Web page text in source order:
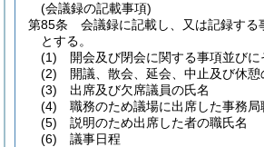
(会議録の記載事項)
第85条
会議録に記載し、又は記録する
とする。
(1)
開会及び閉会に関する事項並び
(2)
開議、散会、延会、中止及び休憩
(3)
出席及び欠席議員の氏名
(4)
職務のため議場に出席した事務局
(5)
説明のため出席した者の職氏名
(6)
議事日程